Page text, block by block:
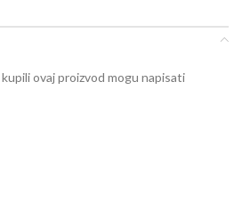
ovaj proizvod mogu napisati